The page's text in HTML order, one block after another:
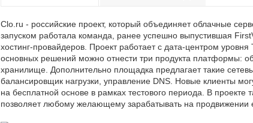
Clo.ru - российские проект, который объединяет облачные
запуском работала команда, ранее успешно выпустившая
хостинг-провайдеров. Проект работает с дата-центром
основных решений можно отнести три продукта платформы:
хранилище. Дополнительно площадка предлагает такие
балансировщик нагрузки, управление DNS. Новые клиенты
на бесплатной основе в рамках тестового периода. В
позволяет любому желающему зарабатывать на продвижении